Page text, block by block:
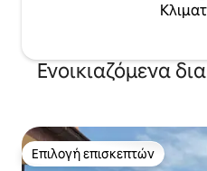
Ενοικιαζόμενα
Επιλογή επισκεπτών
Επιλογή επισκεπτών